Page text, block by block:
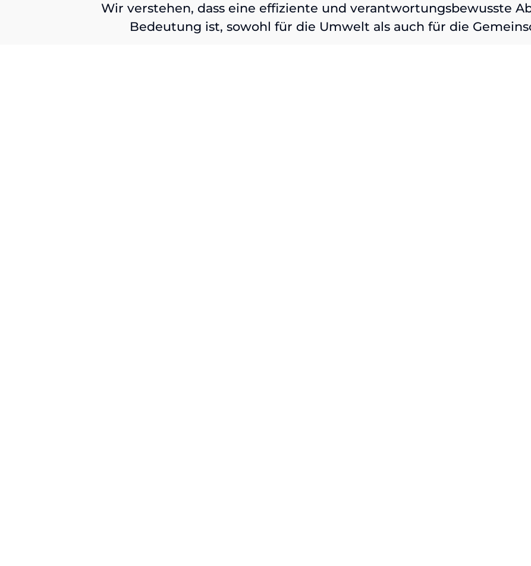
Wir verstehen, dass eine effiziente und verantwortungsbewusste
Bedeutung ist, sowohl für die Umwelt als auch für die